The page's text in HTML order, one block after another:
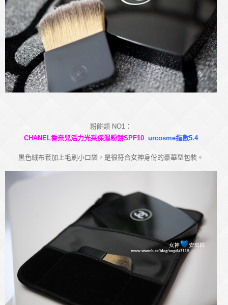
粉餅類 NO1：
CHANEL香奈兒活力光采保濕粉餅SPF10 urcosme指數5.4
黑色絨布套加上毛刷小口袋，是很符合女神身份的豪華型包裝。